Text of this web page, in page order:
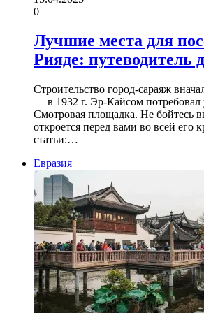
0
Лучшие места для
Рияде: путеводитель
Строительство город-сараяж
— в 1932 г. Эр-Кайсом потребовал
Смотровая площадка. Не бойтесь
откроется перед вами во всей его
статьи:…
Евразия